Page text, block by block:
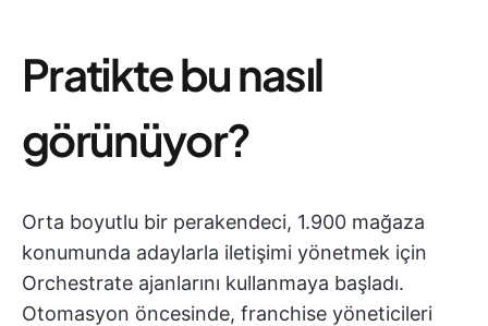
Pratikte bu nasıl
görünüyor?
Orta boyutlu bir perakendeci, 1.900 mağaza
konumunda adaylarla iletişimi yönetmek için
Orchestrate ajanlarını kullanmaya başladı.
Otomasyon öncesinde, franchise yöneticileri